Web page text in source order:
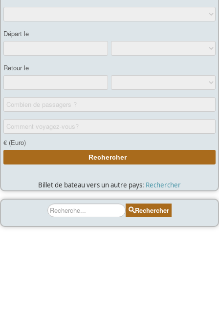
Billet de bateau vers un autre pays: Rechercher
Rechercher Rechercher